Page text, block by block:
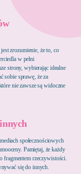
zrozumienie, że to, co
w pełni
strony, wybierając idealne
sobie sprawę, że za
nie zawsze są widoczne
społecznościowych
Pamiętaj, że każdy
fragmentem rzeczywistości.
się do innych.